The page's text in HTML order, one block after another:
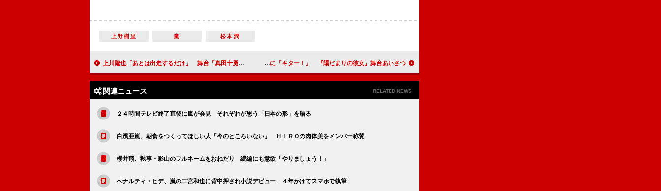
上野樹里 嵐 松本潤
上川隆也「あとは出走するだけ」 舞台「真田十勇士」初日控え意気込み 松本潤、さえない鈍感男子役に「キター！」 『陽だまりの彼女』舞台あいさつ
関連ニュース RELATED NEWS
２４時間テレビ終了直後に嵐が会見 それぞれが思う「日本の形」を語る
白濱亜嵐、朝食をつくってほしい人「今のところいない」 ＨＩＲＯの肉体美をメンバー称賛
櫻井翔、執事・影山のフルネームをおねだり 続編にも意欲「やりましょう！」
ペナルティ・ヒデ、嵐の二宮和也に背中押され小説デビュー ４年かけてスマホで執筆